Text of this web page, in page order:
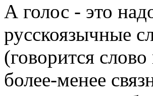
А голос - это
русскоязычные
(говорится
более-менее